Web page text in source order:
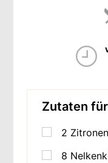
Zutaten
2 Zitronen
8